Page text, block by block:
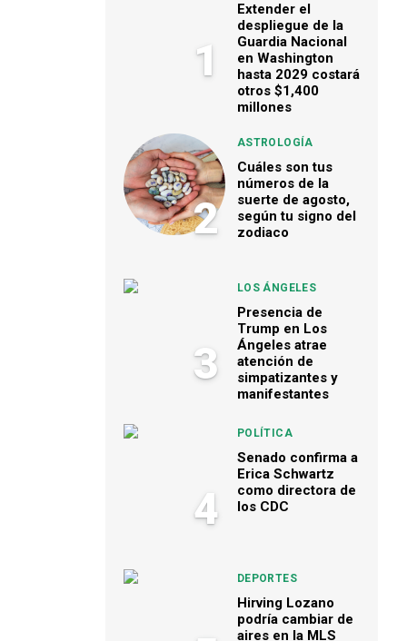
1
Extender el
despliegue de la
Guardia Nacional
en Washington
hasta 2029 costará
otros $1,400
millones
2
ASTROLOGÍA
Cuáles son tus
números de la
suerte de agosto,
según tu signo del
zodiaco
3
LOS ÁNGELES
Presencia de
Trump en Los
Ángeles atrae
atención de
simpatizantes y
manifestantes
4
POLÍTICA
Senado confirma a
Erica Schwartz
como directora de
los CDC
DEPORTES
Hirving Lozano
podría cambiar de
aires en la MLS